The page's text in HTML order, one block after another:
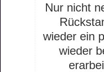
Nur nicht
wieder ein
wieder